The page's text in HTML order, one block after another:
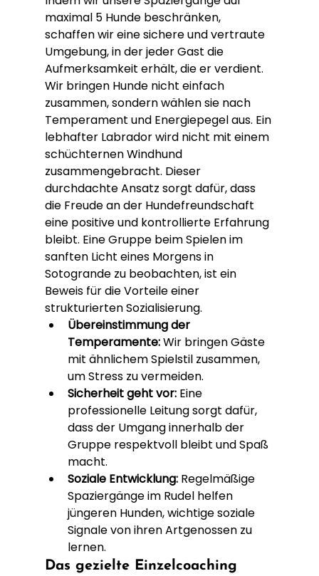
maximal 5 Hunde beschränken,
schaffen wir eine sichere und vertraute
Umgebung, in der jeder Gast die
Aufmerksamkeit erhält, die er verdient.
Wir bringen Hunde nicht einfach
zusammen, sondern wählen sie nach
Temperament und Energiepegel aus. Ein
lebhafter Labrador wird nicht mit einem
schüchternen Windhund
zusammengebracht. Dieser
durchdachte Ansatz sorgt dafür, dass
die Freude an der Hundefreundschaft
eine positive und kontrollierte Erfahrung
bleibt. Eine Gruppe beim Spielen im
sanften Licht eines Morgens in
Sotogrande zu beobachten, ist ein
Beweis für die Vorteile einer
strukturierten Sozialisierung.
Übereinstimmung der
Temperamente: Wir bringen Gäste
mit ähnlichem Spielstil zusammen,
um Stress zu vermeiden.
Sicherheit geht vor: Eine
professionelle Leitung sorgt dafür,
dass der Umgang innerhalb der
Gruppe respektvoll bleibt und Spaß
macht.
Soziale Entwicklung: Regelmäßige
Spaziergänge im Rudel helfen
jüngeren Hunden, wichtige soziale
Signale von ihren Artgenossen zu
lernen.
Das gezielte Einzelcoaching